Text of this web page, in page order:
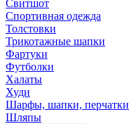
Свитшот
Спортивная одежда
Толстовки
Трикотажные шапки
Фартуки
Футболки
Халаты
Худи
Шарфы, шапки, перчатки
Шляпы